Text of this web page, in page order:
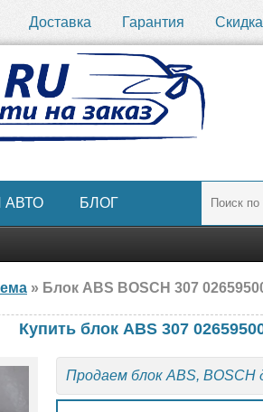
Доставка Гарантия Скидка
АВТО БЛОГ
» Блок ABS BOSCH 307
Купить блок ABS 307
Продаем блок ABS, BOSCH